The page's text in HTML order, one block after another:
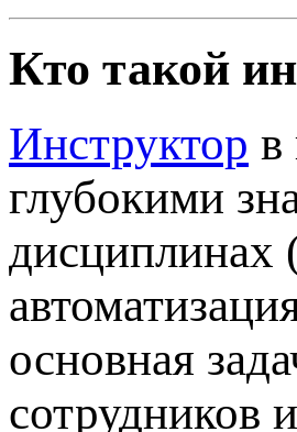
Кто такой
Инструктор в
глубокими
дисциплинах
основная
сотрудников